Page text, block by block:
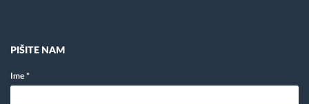
PIŠITE NAM
Ime *